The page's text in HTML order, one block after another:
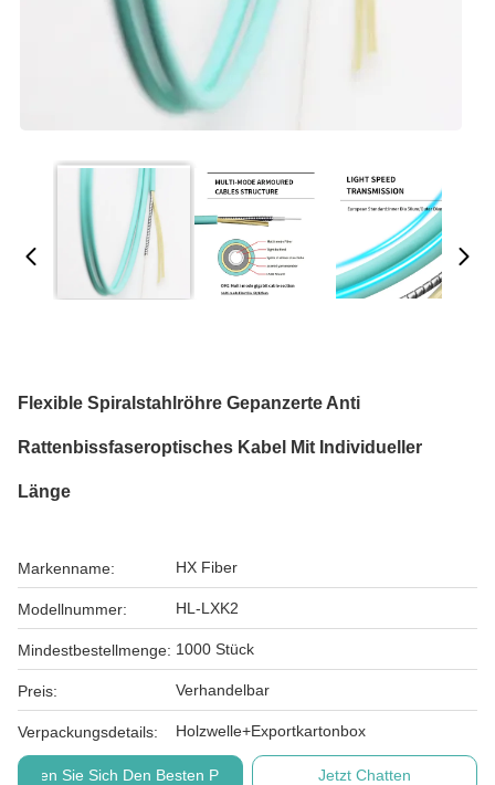
Flexible Spiralstahlröhre Gepanzerte Anti
Rattenbissfaseroptisches Kabel Mit Individueller
Länge
Markenname: HX Fiber
Modellnummer: HL-LXK2
Mindestbestellmenge: 1000 Stück
Preis: Verhandelbar
Verpackungsdetails: Holzwelle+Exportkartonbox
Holen Sie Sich Den Besten Preis Jetzt Chatten